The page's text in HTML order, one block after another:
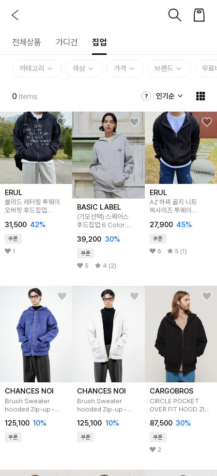
전체상품 가디건 집업
카테고리 색상 가격 브랜드 무료
0 Items 인기순
ERUL
블리드 레터링 투웨이
오버핏 후드집업
31,500 42%
쿠폰
1
BASIC LABEL
(기모선택) 스퀘어스
후드집업 6 Color
39,200 30%
쿠폰
5 4 (2)
ERUL
AZ 하찌 골지 니트
빅사이즈 투웨이
27,900 45%
쿠폰
6 5 (1)
CHANCES NOI
Brush Sweater
hooded Zip-up -
125,100 10%
쿠폰
CHANCES NOI
Brush Sweater
hooded Zip-up -
/M244TP09ML
125,100 10%
쿠폰
CARGOBROS
CIRCLE POCKET
OVER FIT HOOD ZIP
87,500 30%
쿠폰
2